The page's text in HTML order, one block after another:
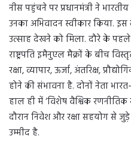
नीस पहुंचने पर प्रधानमंत्री ने
उनका अभिवादन स्वीकार किया. इस
उत्साह देखने को मिला. दौरे के पहले
राष्ट्रपति इमैनुएल मैक्रों के बीच
रक्षा, व्यापार, ऊर्जा, अंतरिक्ष,
होने की संभावना है. दोनों नेता
हाल ही में ‘विशेष वैश्विक रणनीतिक
दौरान निवेश और रक्षा सहयोग से
उम्मीद है.